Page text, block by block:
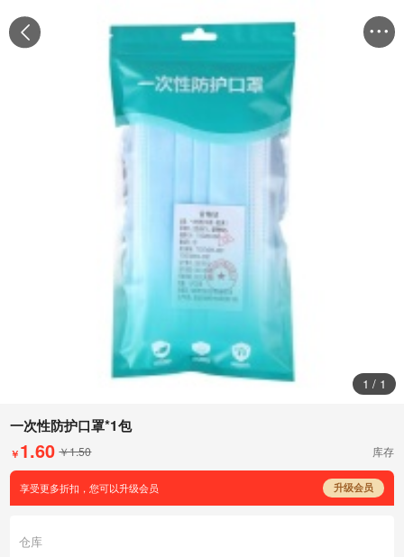
 
1 / 1
一次性防护口罩*1包
￥ 1.60 ￥1.50 库存
享受更多折扣，您可以升级会员 升级会员
仓库